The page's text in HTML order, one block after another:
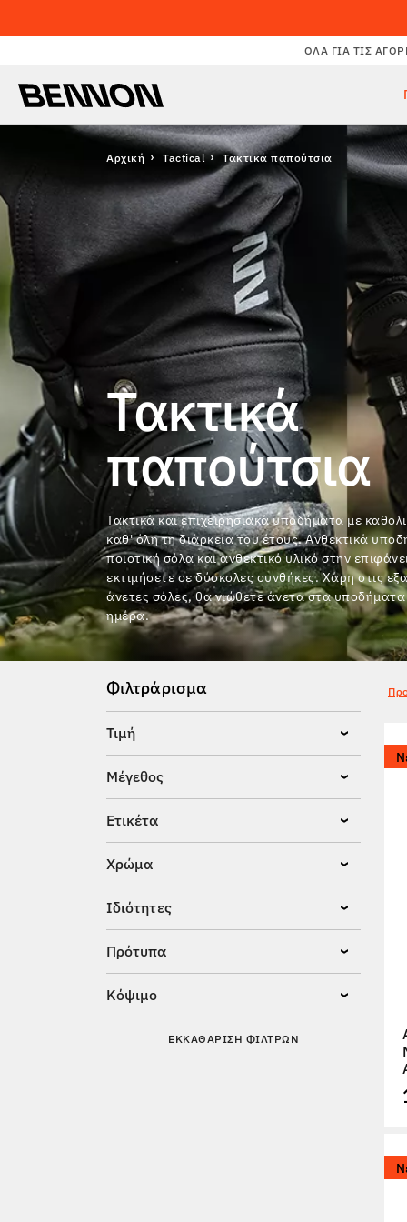
ΌΛΑ ΓΙΑ ΤΙΣ
Αρχική Tactical Τακτικά παπούτσια
Τακτικά
παπούτσια
Τακτικά και επιχειρησιακά υποδήματα με
καθ' όλη τη διάρκεια του έτους. Ανθεκτικά
ποιοτική σόλα και ανθεκτικό υλικό στην
εκτιμήσετε σε δύσκολες συνθήκες. Χάρη στις
άνετες σόλες, θα νιώθετε άνετα στα
ημέρα.
Φιλτράρισμα
Τιμή
Μέγεθος
Ετικέτα
Χρώμα
Ιδιότητες
Πρότυπα
Κόψιμο
ΕΚΚΑΘΆΡΙΣΗ ΦΊΛΤΡΩΝ